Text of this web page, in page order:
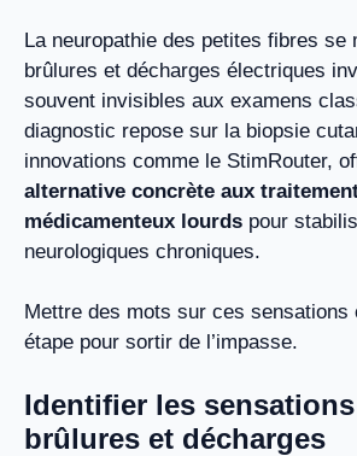
La neuropathie des petites fibres se
brûlures et décharges électriques
souvent invisibles aux examens
diagnostic repose sur la biopsie
innovations comme le StimRouter,
alternative concrète aux
médicamenteux lourds pour
neurologiques chroniques.
Mettre des mots sur ces sensations
étape pour sortir de l’impasse.
Identifier les
brûlures et décharges